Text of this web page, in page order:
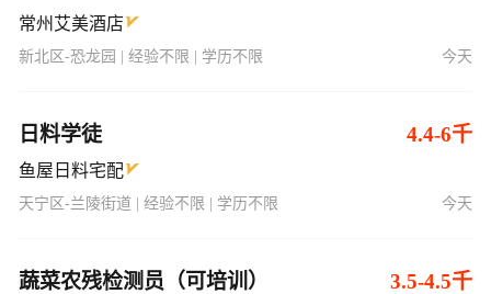
常州艾美酒店
新北区-恐龙园 | 经验不限 | 学历不限 今天
日料学徒 4.4-6千
鱼屋日料宅配
天宁区-兰陵街道 | 经验不限 | 学历不限 今天
蔬菜农残检测员（可培训） 3.5-4.5千